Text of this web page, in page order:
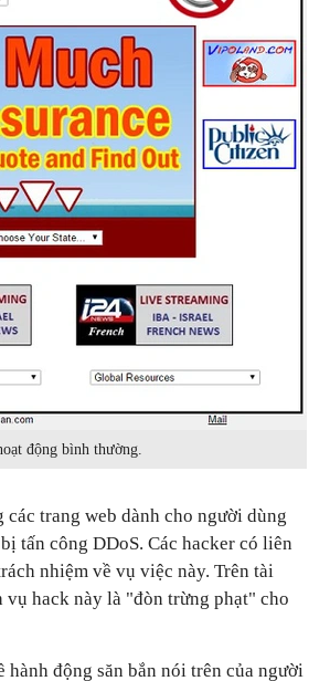
động bình thường.
trang web dành cho người dùng
tấn công DDoS. Các hacker có liên
nhiệm về vụ việc này. Trên tài
hack này là "đòn trừng phạt" cho
động săn bắn nói trên của người